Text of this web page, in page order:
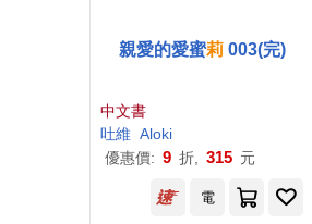
親愛的愛蜜莉003(完)
中文書
吐維 Aloki
優惠價: 9 折, 315 元
電